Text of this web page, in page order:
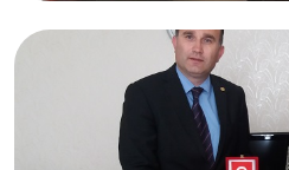
İstanbul Avrupa Yakası